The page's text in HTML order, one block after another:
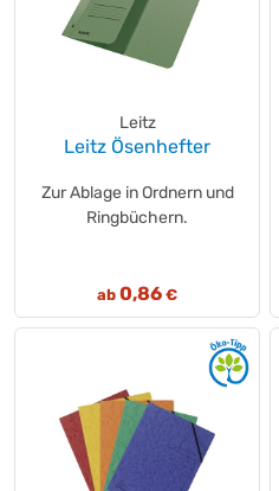
Leitz
Leitz Ösenhefter
Zur Ablage in Ordnern und
Ringbüchern.
ab 0,86 €